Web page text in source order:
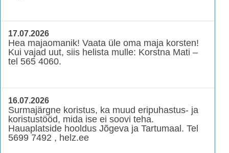
17.07.2026
Hea majaomanik! Vaata üle oma maja korsten!
Kui vajad uut, siis helista mulle: Korstna Mati –
tel 565 4060.
16.07.2026
Surmajärgne koristus, ka muud eripuhastus- ja
koristustööd, mida ise ei soovi teha.
Hauaplatside hooldus Jõgeva ja Tartumaal. Tel
5699 7492 , helz.ee